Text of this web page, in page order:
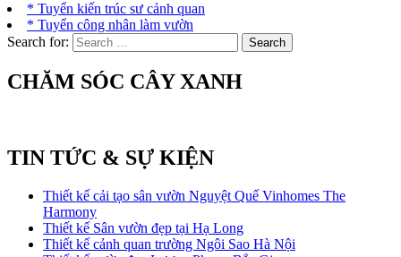
* Tuyển kiến trúc sư cảnh quan
* Tuyển công nhân làm vườn
Search for:
CHĂM SÓC CÂY XANH
TIN TỨC & SỰ KIỆN
Thiết kế cải tạo sân vườn Nguyệt Quế Vinhomes The
Harmony
Thiết kế Sân vườn đẹp tại Hạ Long
Thiết kế cảnh quan trường Ngôi Sao Hà Nội